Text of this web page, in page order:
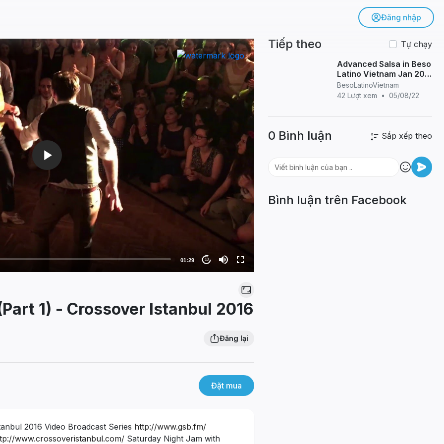
Đăng nhập
01:29 10
1) - Crossover Istanbul 2016
Đăng lại
Đặt mua
2016 Video Broadcast Series http://www.gsb.fm/
www.crossoveristanbul.com/ Saturday Night Jam with
Tiếp theo
Tự chạy
Advanced Salsa in Beso
Latino Vietnam Jan 20
2016
BesoLatinoVietnam
42 Lượt xem
• 05/08/22
0 Bình luận Sắp xếp theo
Bình luận trên Facebook